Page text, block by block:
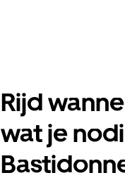
Rijd
wat je